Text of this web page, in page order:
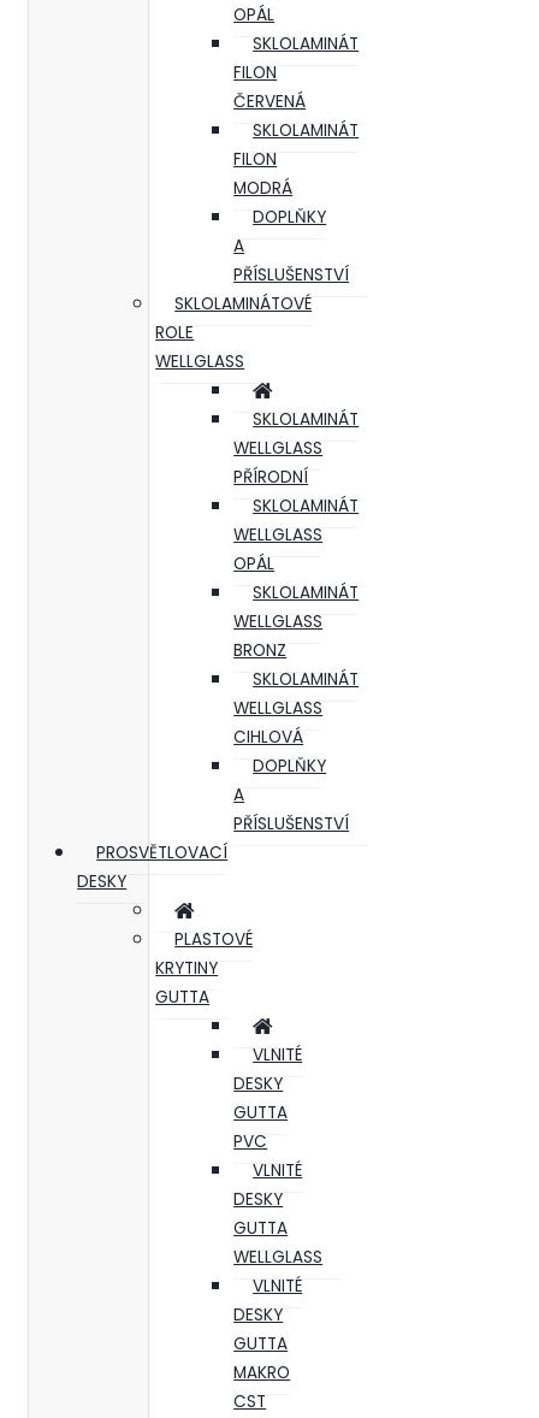
OPÁL
SKLOLAMINÁT
FILON
ČERVENÁ
SKLOLAMINÁT
FILON
MODRÁ
DOPLŇKY
A
PŘÍSLUŠENSTVÍ
SKLOLAMINÁTOVÉ
ROLE
WELLGLASS
SKLOLAMINÁT
WELLGLASS
PŘÍRODNÍ
SKLOLAMINÁT
WELLGLASS
OPÁL
SKLOLAMINÁT
WELLGLASS
BRONZ
SKLOLAMINÁT
WELLGLASS
CIHLOVÁ
DOPLŇKY
A
PŘÍSLUŠENSTVÍ
PROSVĚTLOVACÍ
DESKY
PLASTOVÉ
KRYTINY
GUTTA
VLNITÉ
DESKY
GUTTA
PVC
VLNITÉ
DESKY
GUTTA
WELLGLASS
VLNITÉ
DESKY
GUTTA
MAKRO
CST